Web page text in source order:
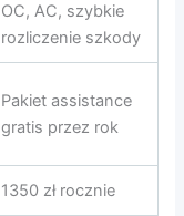
OC, AC, szybkie
rozliczenie szkody
Pakiet assistance
gratis przez rok
1350 zł rocznie